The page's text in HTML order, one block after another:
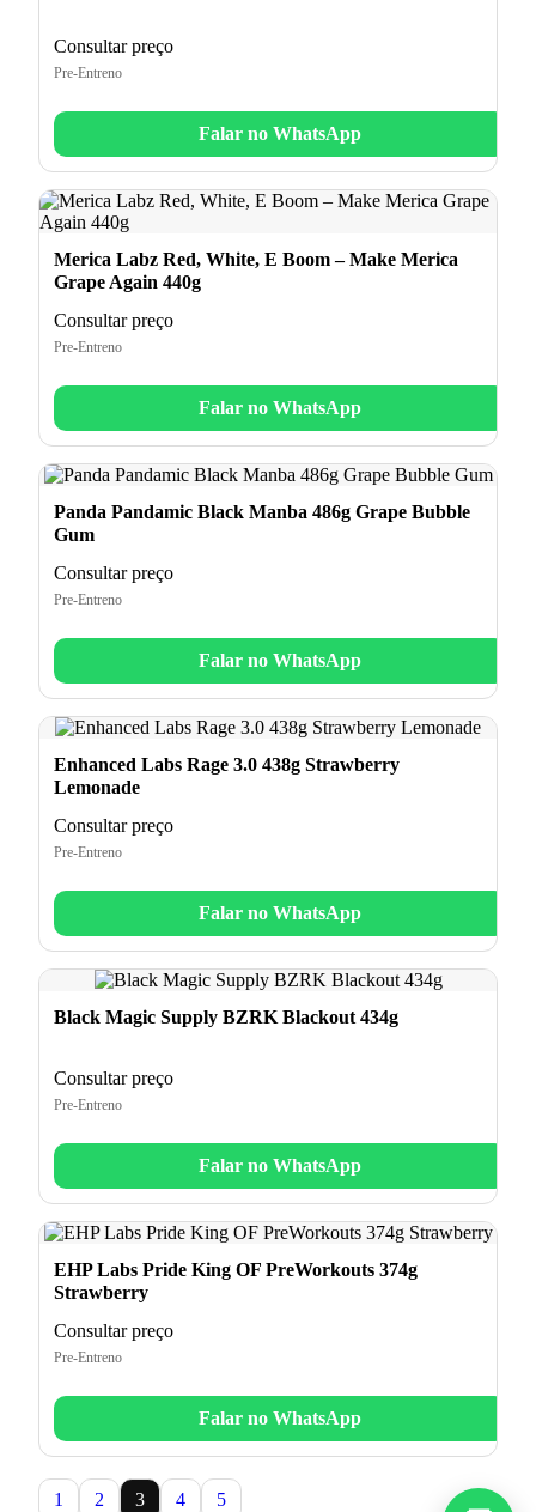
Consultar preço
Pre-Entreno
Falar no WhatsApp
Merica Labz Red, White, E Boom – Make Merica
Grape Again 440g
Consultar preço
Pre-Entreno
Falar no WhatsApp
Panda Pandamic Black Manba 486g Grape Bubble
Gum
Consultar preço
Pre-Entreno
Falar no WhatsApp
Enhanced Labs Rage 3.0 438g Strawberry
Lemonade
Consultar preço
Pre-Entreno
Falar no WhatsApp
Black Magic Supply BZRK Blackout 434g
Consultar preço
Pre-Entreno
Falar no WhatsApp
EHP Labs Pride King OF PreWorkouts 374g
Strawberry
Consultar preço
Pre-Entreno
Falar no WhatsApp
1 2 3 4 5